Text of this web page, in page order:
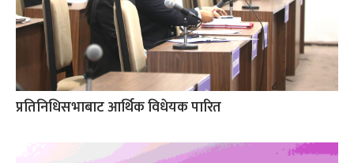
प्रतिनिधिसभाबाट आर्थिक विधेयक पारित